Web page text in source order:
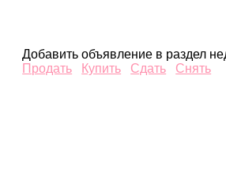
Добавить объявление в раздел
Продать
Купить Сдать Снять